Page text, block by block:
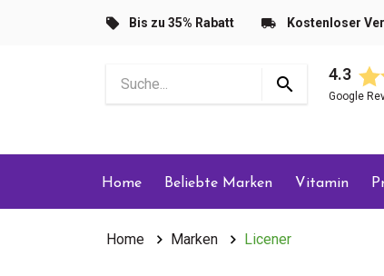
Bis zu 35% Rabatt Kostenloser
4.3
Google
Home Beliebte Marken Vitamin
Home Marken Licener